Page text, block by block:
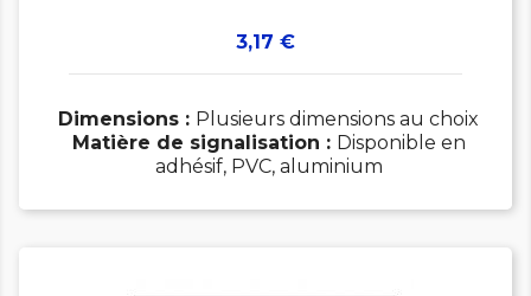
Prix
3,17 €
Dimensions : Plusieurs dimensions au choix
Matière de signalisation : Disponible en
adhésif, PVC, aluminium